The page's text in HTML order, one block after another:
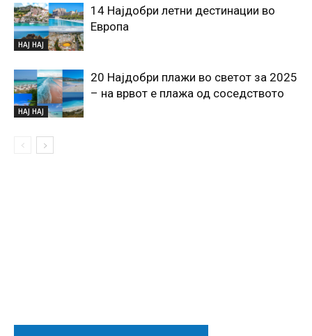
НАЈ НАЈ
14 Најдобри летни дестинации во
Европа
НАЈ НАЈ
20 Најдобри плажи во светот за 2025
– на врвот е плажа од соседството